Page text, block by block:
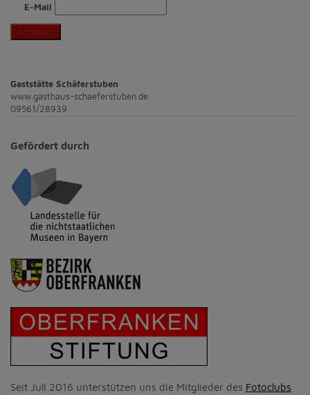
E-Mail
Anmelden
Gaststätte Schäferstuben
www.gasthaus-schaeferstuben.de
09561/28939
Gefördert durch
Seit Juli 2016 unterstützen uns die Mitglieder des Fotoclubs